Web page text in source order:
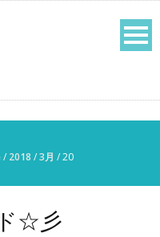
/ 2018 /3月 /20
☆彡